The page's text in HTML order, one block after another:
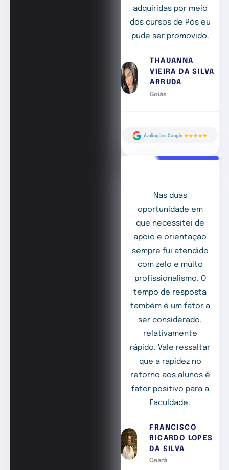
adquiridas por meio
dos cursos de Pós eu
pude ser promovido.
THAUANNA
VIEIRA DA SILVA
ARRUDA
Goiás
Nas duas
oportunidade em
que necessitei de
apoio e orientação
sempre fui atendido
com zelo e muito
profissionalismo. O
tempo de resposta
também é um fator a
ser considerado,
relativamente
rápido. Vale ressaltar
que a rapidez no
retorno aos alunos é
fator positivo para a
Faculdade.
FRANCISCO
RICARDO LOPES
DA SILVA
Ceará